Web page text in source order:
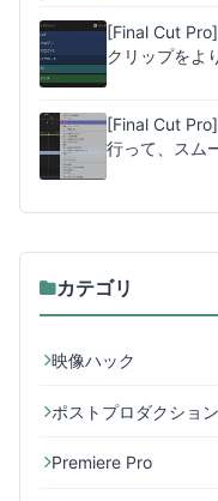
[Final Cut
クリップをよ
[Final Cut
行って、スム
カテゴリ
映像ハック
ポストプロダクショ
Premiere Pro